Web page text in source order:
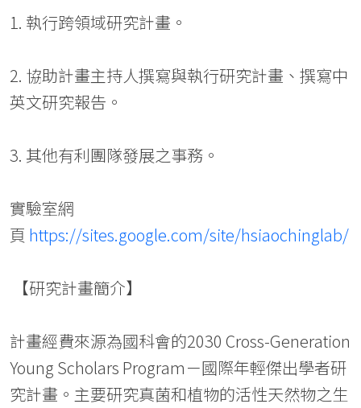
1. 執行跨領域研究計畫。
2. 協助計畫主持人撰寫與執行研究計畫、撰寫中
英文研究報告。
3. 其他有利團隊發展之事務。
實驗室網
頁 https://sites.google.com/site/hsiaochinglab/
【研究計畫簡介】
計畫經費來源為國科會的2030 Cross-Generation
Young Scholars Program－國際年輕傑出學者研
究計畫。主要研究真菌和植物的活性天然物之生